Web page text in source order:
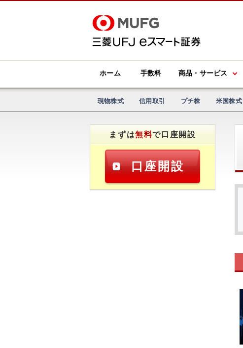
ホーム 手数料 商品・サービス
現物株式 信用取引 プチ株 米国株式
まずは無料で口座開設
口座開設